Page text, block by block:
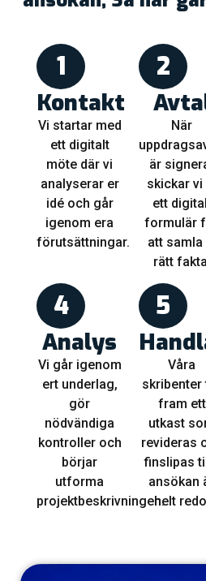
1
Kontakt
Vi startar med
ett digitalt
möte där vi
analyserar er
idé och går
igenom era
förutsättningar.
2
När
är
skickar vi
ett
formulär
att samla
rätt
4
Analys
Vi går igenom
ert underlag,
gör
nödvändiga
kontroller och
börjar
utforma
projektbeskrivningen.
5
Våra
skribenter
fram ett
utkast
revideras
finslipas
ansökan
helt